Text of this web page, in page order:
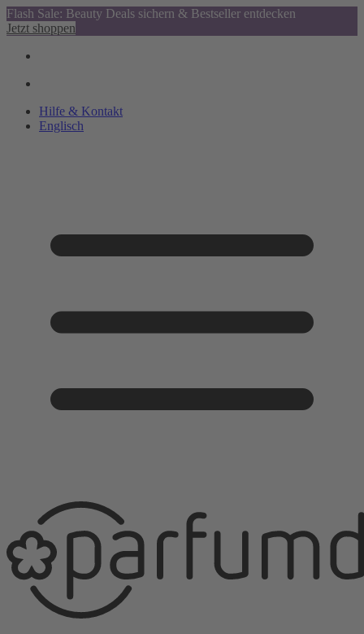
Flash Sale: Beauty Deals sichern & Bestseller entdecken
Jetzt shoppen
Hilfe & Kontakt
Englisch